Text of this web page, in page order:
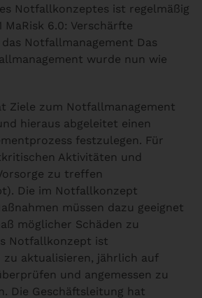
Notfallkonzeptes ist regelmäßig
MaRisk 6.0: Verschärfte
Notfallmanagement Das
wurde nun wie
Ziele zum Notfallmanagement
hieraus abgeleitet einen
festzulegen. Für
Aktivitäten und
zu treffen
Die im Notfallkonzept
müssen dazu geeignet
möglicher Schäden zu
Notfallkonzept ist
zu aktualisieren, jährlich auf
und angemessen zu
Die Geschäftsleitung hat